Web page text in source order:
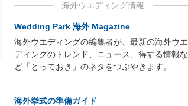
海外ウエディング情報
Wedding Park 海外 Magazine
海外ウエディングの編集者が、最新の海外ウエ
ディングのトレンド、ニュース、得する情報な
ど「とっておき」のネタをつぶやきます。
海外挙式の準備ガイド